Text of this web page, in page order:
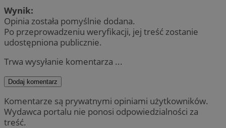
Wynik:
Opinia została pomyślnie dodana.
Po przeprowadzeniu weryfikacji, jej treść zostanie
udostępniona publicznie.
Trwa wysyłanie komentarza ...
Dodaj komentarz
Komentarze są prywatnymi opiniami użytkowników.
Wydawca portalu nie ponosi odpowiedzialności za
treść.